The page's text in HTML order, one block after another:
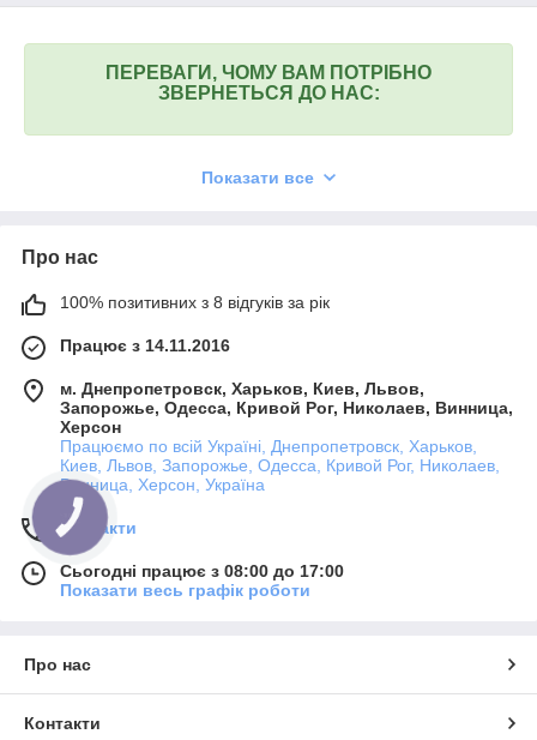
ПЕРЕВАГИ, ЧОМУ ВАМ ПОТРІБНО
ЗВЕРНЕТЬСЯ ДО НАС:
безкоштовно
Доставимо вантаж
точно по даті і часу
Показати все
Про нас
100% позитивних з 8 відгуків за рік
Працює з 14.11.2016
м. Днепропетровск, Харьков, Киев, Львов,
Запорожье, Одесса, Кривой Рог, Николаев, Винница,
Херсон
Працюємо по всій Україні, Днепропетровск, Харьков,
Киев, Львов, Запорожье, Одесса, Кривой Рог, Николаев,
Винница, Херсон, Україна
Контакти
Сьогодні працює з 08:00 до 17:00
Показати весь графік роботи
Про нас
Контакти